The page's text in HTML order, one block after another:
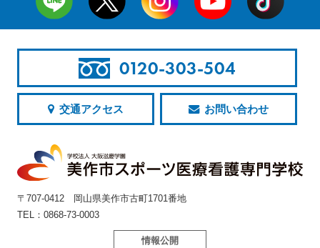
0120-303-504
交通アクセス お問い合わせ
〒707-0412 岡山県美作市古町1701番地
TEL：0868-73-0003
情報公開